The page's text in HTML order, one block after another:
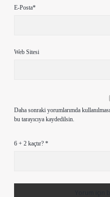
E-Posta*
Web Sitesi
Daha sonraki yorumlarımda
bu tarayıcıya kaydedilsin.
6 + 2 kaçtır? *